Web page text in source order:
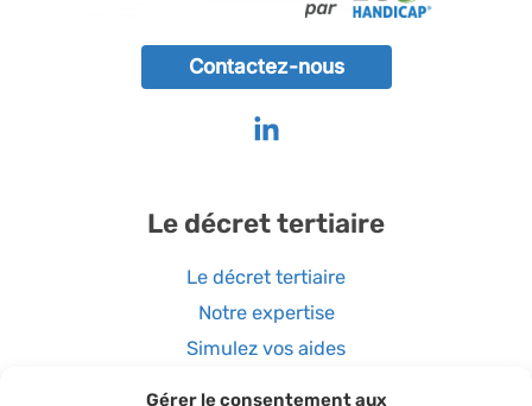
Gérer le consentement aux
Contactez-nous
Le décret tertiaire
Le décret tertiaire
Notre expertise
Simulez vos aides